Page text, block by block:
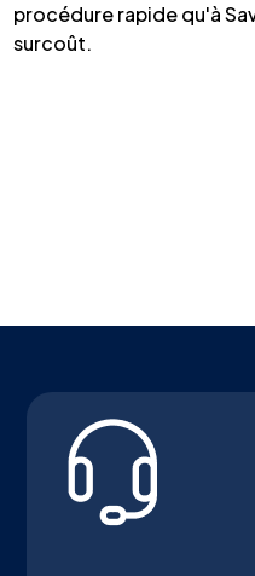
procédure rapide qu'à
surcoût.